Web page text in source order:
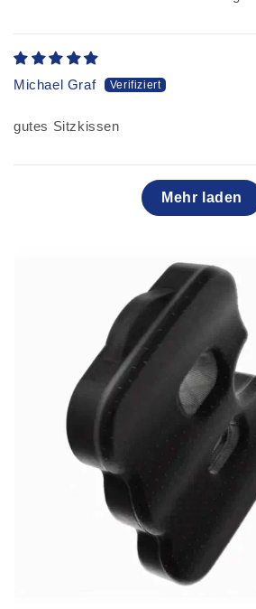
Michael Graf
gutes Sitzkissen
Mehr laden